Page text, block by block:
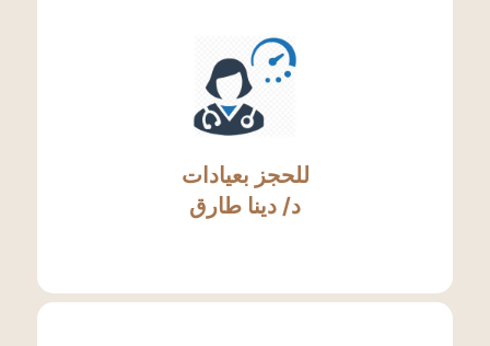
للحجز بعيادات
د/ دينا طارق